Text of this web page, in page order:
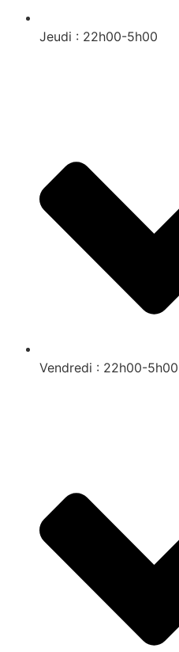
Jeudi : 22h00-5h00
Vendredi : 22h00-5h00